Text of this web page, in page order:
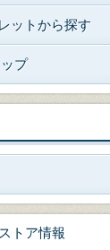
ットから探す
プ
トア情報